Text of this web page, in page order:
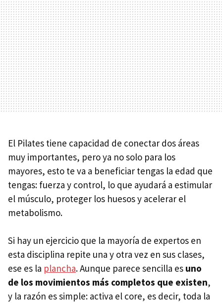
El Pilates tiene capacidad de conectar dos áreas
muy importantes, pero ya no solo para los
mayores, esto te va a beneficiar tengas la edad que
tengas: fuerza y control, lo que ayudará a estimular
el músculo, proteger los huesos y acelerar el
metabolismo.
Si hay un ejercicio que la mayoría de expertos en
esta disciplina repite una y otra vez en sus clases,
ese es la plancha. Aunque parece sencilla es uno
de los movimientos más completos que existen,
y la razón es simple: activa el core, es decir, toda la